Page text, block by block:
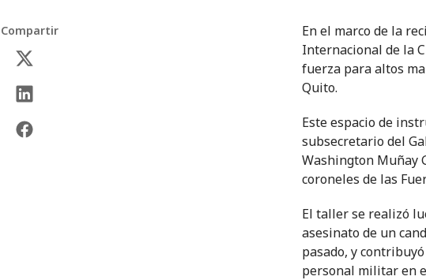
Compartir
En el marco de la
Internacional de la
fuerza para altos
Quito.
Este espacio de
subsecretario del
Washington Muñay
coroneles de las
El taller se realizó
asesinato de un
pasado, y
personal militar en